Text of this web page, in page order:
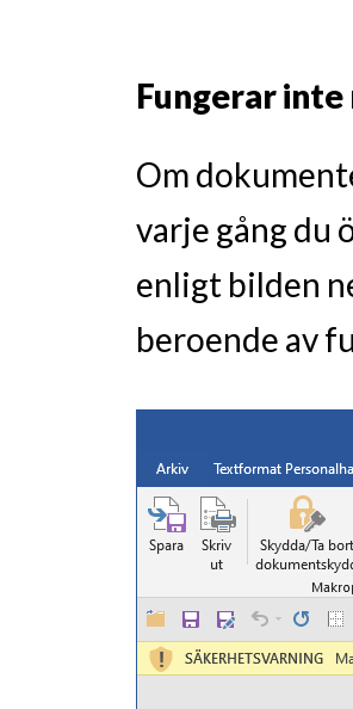
Fungerar
Om
varje gång du
enligt bilden
beroende av